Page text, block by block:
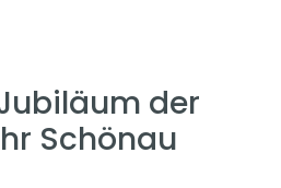
der
Schönau